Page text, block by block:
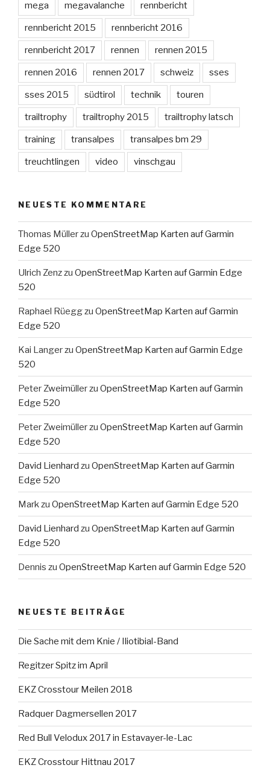
mega megavalanche rennbericht
rennbericht 2015 rennbericht 2016
rennbericht 2017 rennen rennen 2015
rennen 2016 rennen 2017 schweiz sses
sses 2015 südtirol technik touren
trailtrophy trailtrophy 2015 trailtrophy latsch
training transalpes transalpes bm 29
treuchtlingen video vinschgau
NEUESTE KOMMENTARE
Thomas Müllerzu OpenStreetMap Karten auf Garmin
Edge 520
Ulrich Zenzzu OpenStreetMap Karten auf Garmin Edge
520
Raphael Rüeggzu OpenStreetMap Karten auf Garmin
Edge 520
Kai Langerzu OpenStreetMap Karten auf Garmin Edge
520
Peter Zweimüllerzu OpenStreetMap Karten auf Garmin
Edge 520
Peter Zweimüllerzu OpenStreetMap Karten auf Garmin
Edge 520
David Lienhard zu OpenStreetMap Karten auf Garmin
Edge 520
Mark zu OpenStreetMap Karten auf Garmin Edge 520
David Lienhard zu OpenStreetMap Karten auf Garmin
Edge 520
Dennis zu OpenStreetMap Karten auf Garmin Edge 520
NEUESTE BEITRÄGE
Die Sache mit dem Knie / Iliotibial-Band
Regitzer Spitz im April
EKZ Crosstour Meilen 2018
Radquer Dagmersellen 2017
Red Bull Velodux 2017 in Estavayer-le-Lac
EKZ Crosstour Hittnau 2017